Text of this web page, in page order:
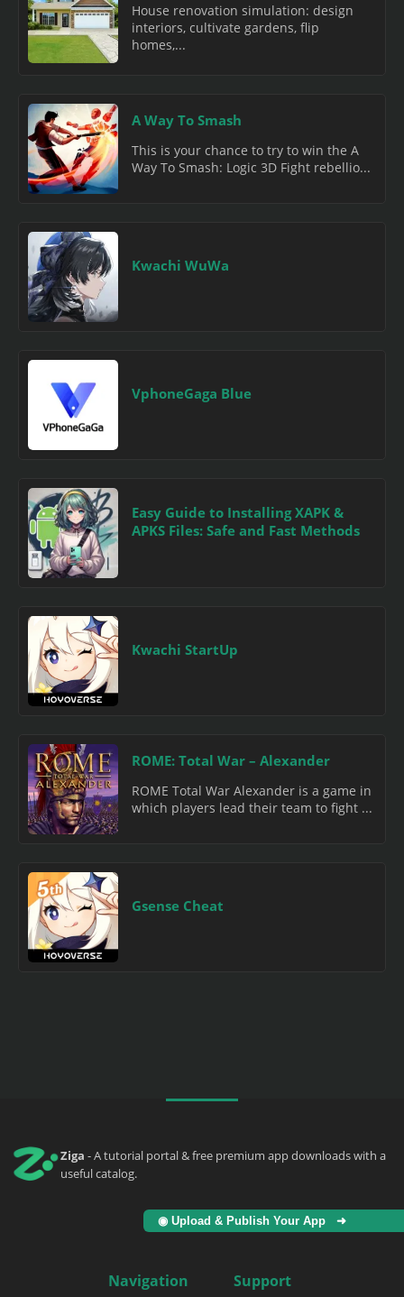
House renovation simulation: design
interiors, cultivate gardens, flip
homes,...
A Way To Smash
This is your chance to try to win the A
Way To Smash: Logic 3D Fight rebellio...
Kwachi WuWa
VphoneGaga Blue
Easy Guide to Installing XAPK &
APKS Files: Safe and Fast Methods
Kwachi StartUp
ROME: Total War – Alexander
ROME Total War Alexander is a game in
which players lead their team to fight ...
Gsense Cheat
Ziga - A tutorial portal & free premium app downloads with a
useful catalog.
◉ Upload & Publish Your App ➜
Navigation Support